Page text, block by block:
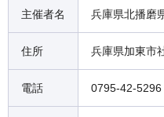
主催者名 兵庫県北播磨
住所 兵庫県加東市
電話 0795-42-5296